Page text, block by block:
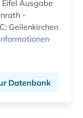
-
Geilenkirchen
Datenbank